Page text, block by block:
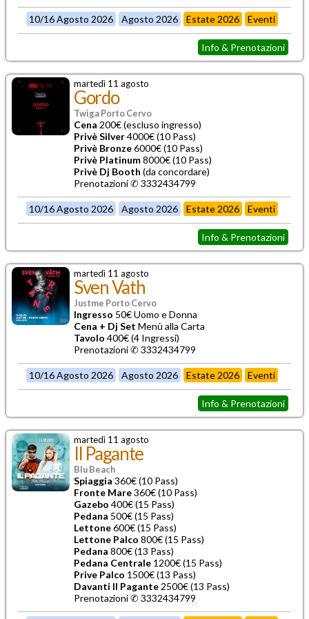
10/16 Agosto 2026 Agosto 2026 Estate 2026 Eventi
Info & Prenotazioni
martedì 11 agosto
Gordo
Twiga Porto Cervo
Cena 200€ (escluso ingresso)
Privè Silver4000€ (10 Pass)
Privè Bronze6000€ (10 Pass)
Privè Platinum8000€ (10 Pass)
Privè Dj Booth (da concordare)
Prenotazioni ✆ 3332434799
10/16 Agosto 2026 Agosto 2026 Estate 2026 Eventi
Info & Prenotazioni
martedì 11 agosto
Sven Vath
Justme Porto Cervo
Ingresso 50€ Uomo e Donna
Cena + Dj Set Menù alla Carta
Tavolo 400€ (4 Ingressi)
Prenotazioni ✆ 3332434799
10/16 Agosto 2026 Agosto 2026 Estate 2026 Eventi
Info & Prenotazioni
martedì 11 agosto
Il Pagante
Blu Beach
Spiaggia 360€ (10 Pass)
Fronte Mare360€ (10 Pass)
Gazebo 400€ (15 Pass)
Pedana 500€ (15 Pass)
Lettone600€ (15 Pass)
Lettone Palco 800€ (15 Pass)
Pedana 800€ (13 Pass)
Pedana Centrale 1200€ (15 Pass)
Prive Palco 1500€ (13 Pass)
Davanti Il Pagante 2500€ (13 Pass)
Prenotazioni ✆ 3332434799